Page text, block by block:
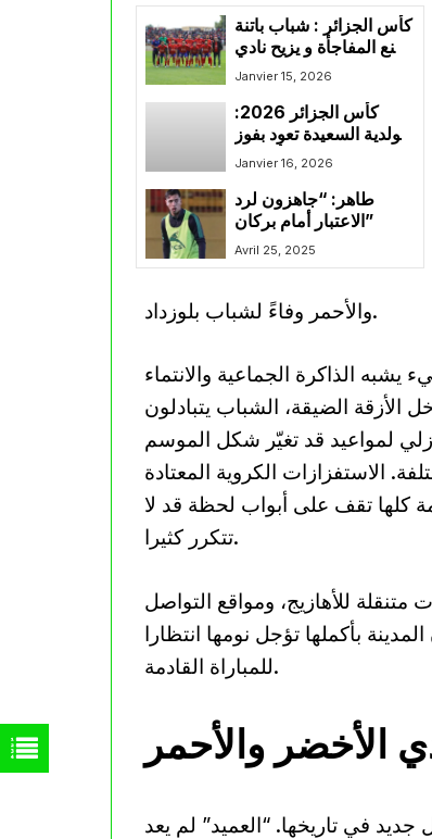
كأس الجزائر : شباب باتنة
يصنع المفاجأة و يزيح نادي
بارادو من الدور الثمن
Janvier 15, 2026
كأس الجزائر 2026:
مولدية السعيدة تعود بفوز
ثمين على حساب أولمبي
النهائي
Janvier 16, 2026
طاهر: “جاهزون لرد
الاعتبار أمام بركان”
Avril 25, 2025
والأحمر وفاءً لشباب بلوزداد.
الذاكرة الجماعية والانتماء
الأزقة الضيقة، الشباب يتبادلون
لمواعيد قد تغيّر شكل الموسم
الاستفزازات الكروية المعتادة
كلها تقف على أبواب لحظة قد لا
تتكرر كثيرا.
للأهازيج، ومواقع التواصل
بأكملها تؤجل نومها انتظارا
للمباراة القادمة.
الأخضر والأحمر
جديد في تاريخها. “العميد” لم يعد